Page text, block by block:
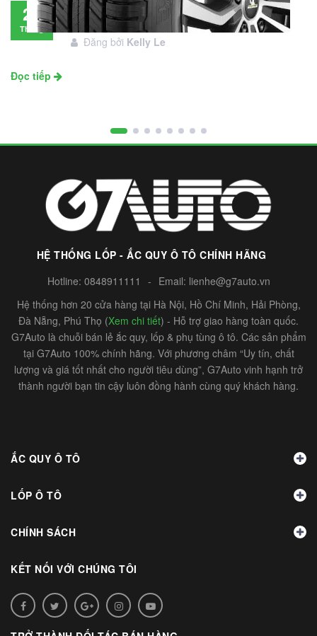
28
Tháng
Đánh giá lốp Michelin Primacy SUV: Đáng
đầu tư không?
Đăng bởi Kelly Le
Đọc tiếp
HỆ THỐNG LỐP - ẮC QUY Ô TÔ CHÍNH HÃNG
Hotline: 0848911111 - Email: lienhe@g7auto.vn
Hệ thống hơn 20 cửa hàng tại Hà Nội, Hồ Chí Minh, Hải Phòng,
Đà Nẵng, Phú Thọ (Xem chi tiết) - Hỗ trợ giao hàng toàn quốc.
G7Auto là chuỗi bán lẻ ắc quy, lốp & phụ tùng ô tô. Các sản phẩm
tại G7Auto 100% chính hãng. Với phương châm “Uy tín, chất
lượng và giá tốt nhất cho người tiêu dùng”, G7Auto vinh hạnh trở
thành người bạn tin cậy luôn đồng hành cùng quý khách hàng.
ẮC QUY Ô TÔ
LỐP Ô TÔ
CHÍNH SÁCH
KẾT NỐI VỚI CHÚNG TÔI